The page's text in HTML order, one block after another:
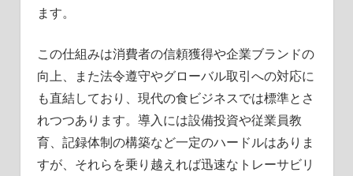
ます。
この仕組みは消費者の信頼獲得や企業ブランドの
向上、また法令遵守やグローバル取引への対応に
も直結しており、現代の食ビジネスでは標準とさ
れつつあります。導入には設備投資や従業員教
育、記録体制の構築など一定のハードルはありま
すが、それらを乗り越えれば迅速なトレーサビリ